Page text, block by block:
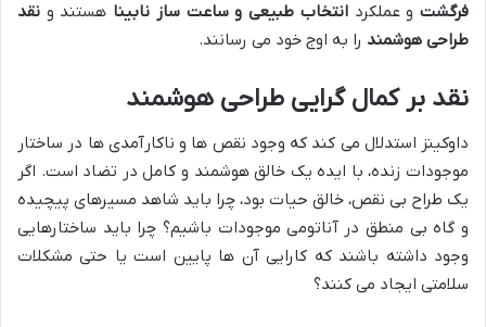
فرگشتو عملکردانتخاب طبیعی و ساعت ساز نابینا هستند و نقد
طراحی هوشمند را به اوج خود می رسانند.
نقد بر کمال گرایی طراحی هوشمند
داوکینز استدلال می کند که وجود نقص ها و ناکارآمدی ها در ساختار
موجودات زنده، با ایده یک خالق هوشمند و کامل در تضاد است. اگر
یک طراح بی نقص، خالق حیات بود، چرا باید شاهد مسیرهای پیچیده
و گاه بی منطق در آناتومی موجودات باشیم؟ چرا باید ساختارهایی
وجود داشته باشند که کارایی آن ها پایین است یا حتی مشکلات
سلامتی ایجاد می کنند؟